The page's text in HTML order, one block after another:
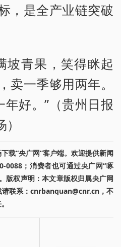
，是全产业链突破
坡青果，笑得眯起
卖一季够用两年。
好。”（贵州日报
载“央广网”客户端。欢迎提供新闻
0088；消费者也可通过央广网“啄
版权声明：本文章版权归属央广网
请联系：cnrbanquan@cnr.cn，不